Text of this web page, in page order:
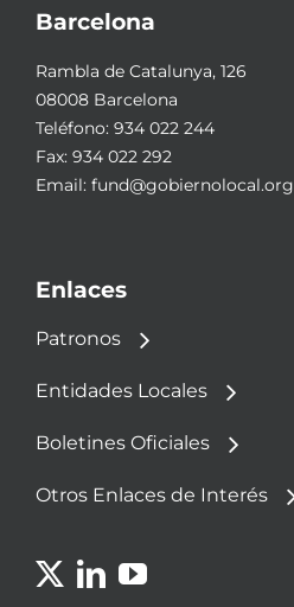
Barcelona
Rambla de Catalunya, 126
08008 Barcelona
Teléfono: 934 022 244
Fax: 934 022 292
Email: fund@gobiernolocal.org
Enlaces
Patronos
Entidades Locales
Boletines Oficiales
Otros Enlaces de Interés